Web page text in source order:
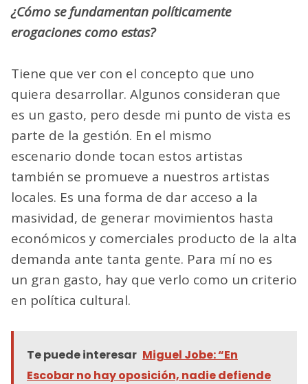
¿Cómo se fundamentan políticamente
erogaciones como estas?
Tiene que ver con el concepto que uno
quiera desarrollar. Algunos consideran que
es un gasto, pero desde mi punto de vista es
parte de la gestión. En el mismo
escenario donde tocan estos artistas
también se promueve a nuestros artistas
locales. Es una forma de dar acceso a la
masividad, de generar movimientos hasta
económicos y comerciales producto de la alta
demanda ante tanta gente. Para mí no es
un gran gasto, hay que verlo como un criterio
en política cultural.
Te puede interesar Miguel Jobe: “En
Escobar no hay oposición, nadie defiende